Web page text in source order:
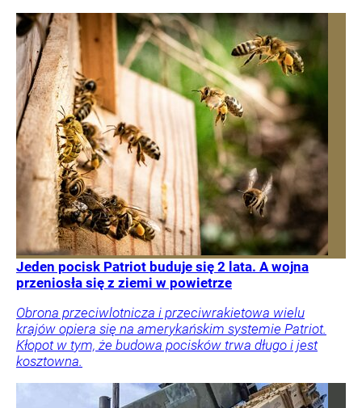
Jeden pocisk Patriot buduje się 2 lata. A wojna
przeniosła się z ziemi w powietrze
Obrona przeciwlotnicza i przeciwrakietowa wielu
krajów opiera się na amerykańskim systemie Patriot.
Kłopot w tym, że budowa pocisków trwa długo i jest
kosztowna.